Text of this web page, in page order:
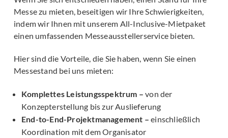
Messe zu mieten, beseitigen wir Ihre Schwierigkeiten,
indem wir Ihnen mit unserem All-Inclusive-Mietpaket
einen umfassenden Messeausstellerservice bieten.
Hier sind die Vorteile, die Sie haben, wenn Sie einen
Messestand bei uns mieten:
Komplettes Leistungsspektrum – von der
Konzepterstellung bis zur Auslieferung
End-to-End-Projektmanagement – einschließlich
Koordination mit dem Organisator